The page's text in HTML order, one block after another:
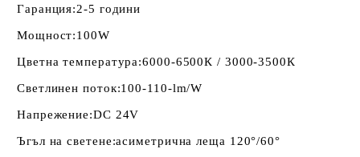
Гаранция:2-5 години
Мощност:100W
Цветна температура:6000-6500К / 3000-3500К
Светлинен поток:100-110-lm/W
Напрежение:DC 24V
Ъгъл на светене:асиметрична леща 120°/60°